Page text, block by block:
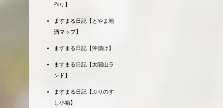
作り】
ますまる日記【とやま地
酒マップ】
ますまる日記【沖漬け】
ますまる日記【太閤山ラ
ンド】
ますまる日記【ぶりのす
し小箱】